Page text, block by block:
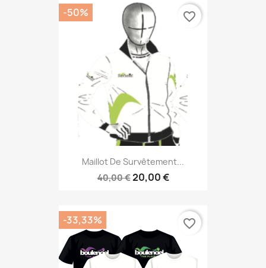
Maillot De Survêtement...
40,00 €20,00 €
-50% favorite_border
-33,33% favorite_border